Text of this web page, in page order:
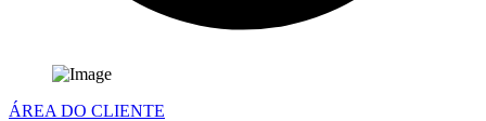
ÁREA DO CLIENTE